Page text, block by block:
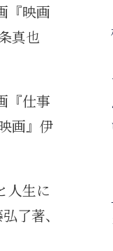
『映画
真也
『仕事
画』伊
人生に
了著、